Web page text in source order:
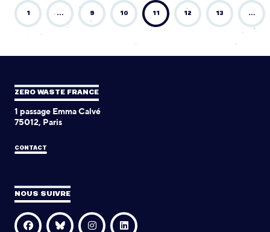
1 … 9 10 11 12 13 …
ZERO WASTE FRANCE
1 passage Emma Calvé
75012, Paris
CONTACT
NOUS SUIVRE